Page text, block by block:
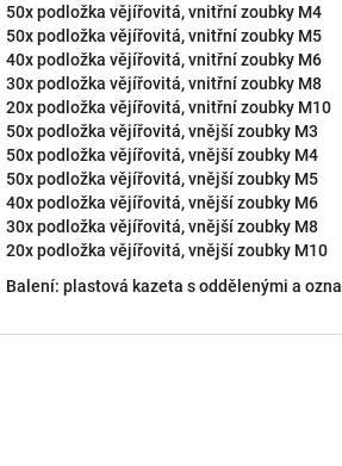
50x podložka vějířovitá, vnitřní zoubky M4
50x podložka vějířovitá, vnitřní zoubky M5
40x podložka vějířovitá, vnitřní zoubky M6
30x podložka vějířovitá, vnitřní zoubky M8
20x podložka vějířovitá, vnitřní zoubky M10
50x podložka vějířovitá, vnější zoubky M3
50x podložka vějířovitá, vnější zoubky M4
50x podložka vějířovitá, vnější zoubky M5
40x podložka vějířovitá, vnější zoubky M6
30x podložka vějířovitá, vnější zoubky M8
20x podložka vějířovitá, vnější zoubky M10
Balení: plastová kazeta s oddělenými a